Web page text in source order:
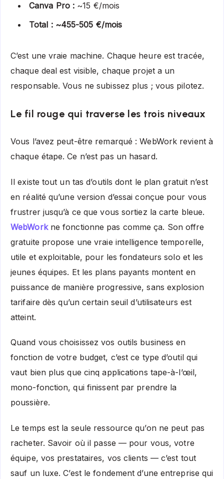
Canva Pro : ~15 €/mois
Total : ~455-505 €/mois
C’est une vraie machine. Chaque heure est tracée,
chaque deal est visible, chaque projet a un
responsable. Vous ne subissez plus ; vous pilotez.
Le fil rouge qui traverse les trois niveaux
Vous l’avez peut-être remarqué : WebWork revient à
chaque étape. Ce n’est pas un hasard.
Il existe tout un tas d’outils dont le plan gratuit n’est
en réalité qu’une version d’essai conçue pour vous
frustrer jusqu’à ce que vous sortiez la carte bleue.
WebWorkne fonctionne pas comme ça. Son offre
gratuite propose une vraie intelligence temporelle,
utile et exploitable, pour les fondateurs solo et les
jeunes équipes. Et les plans payants montent en
puissance de manière progressive, sans explosion
tarifaire dès qu’un certain seuil d’utilisateurs est
atteint.
Quand vous choisissez vos outils business en
fonction de votre budget, c’est ce type d’outil qui
vaut bien plus que cinq applications tape-à-l’œil,
mono-fonction, qui finissent par prendre la
poussière.
Le temps est la seule ressource qu’on ne peut pas
racheter. Savoir où il passe — pour vous, votre
équipe, vos prestataires, vos clients — c’est tout
sauf un luxe. C’est le fondement d’une entreprise qui